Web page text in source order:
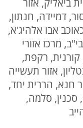
ביאליק, אזור
דמיידה, חנתון,
אבו אלהיג'א,
מרכז אזורי
רקפת,
אזור תעשייה
חנא, הררית יחד,
סכנין, סלמה,